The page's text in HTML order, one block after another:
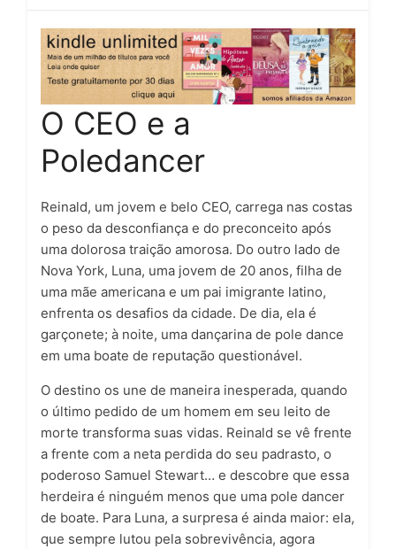
O CEO e a
Poledancer
Reinald, um jovem e belo CEO, carrega nas costas
o peso da desconfiança e do preconceito após
uma dolorosa traição amorosa. Do outro lado de
Nova York, Luna, uma jovem de 20 anos, filha de
uma mãe americana e um pai imigrante latino,
enfrenta os desafios da cidade. De dia, ela é
garçonete; à noite, uma dançarina de pole dance
em uma boate de reputação questionável.
O destino os une de maneira inesperada, quando
o último pedido de um homem em seu leito de
morte transforma suas vidas. Reinald se vê frente
a frente com a neta perdida do seu padrasto, o
poderoso Samuel Stewart… e descobre que essa
herdeira é ninguém menos que uma pole dancer
de boate. Para Luna, a surpresa é ainda maior: ela,
que sempre lutou pela sobrevivência, agora